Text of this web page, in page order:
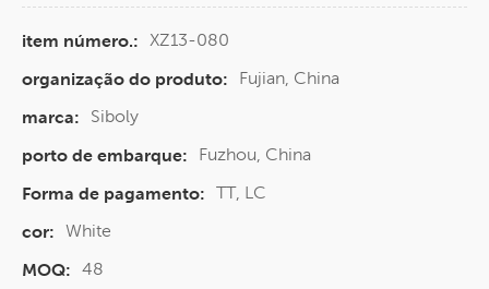
item número.: XZ13-080
organização do produto:
Fujian, China
marca:
Siboly
porto de embarque:
Fuzhou, China
Forma de pagamento: TT, LC
cor: White
MOQ: 48